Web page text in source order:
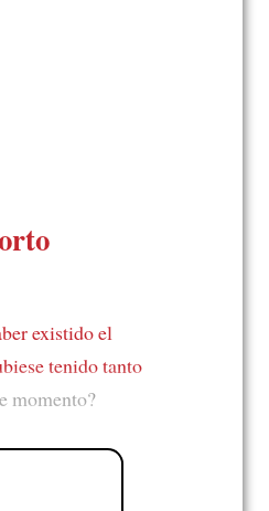
existido el
tenido tanto
momento?